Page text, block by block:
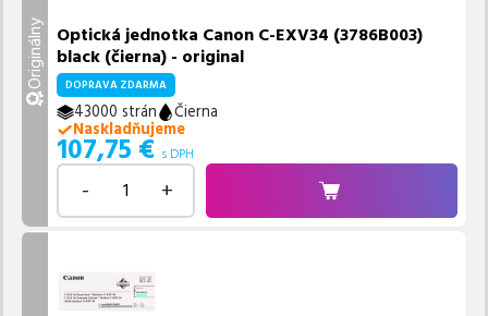
nás kedykoľvek obrátiť e-mailom alebo telefonicky. Sme tu, aby
sme vám pomohli vybrať to najlepšie riešenie.
Originálny Optická jednotka Canon C-EXV34 (3786B003)
black (čierna) - original
DOPRAVA ZDARMA
43000 strán
Čierna
Naskladňujeme
107,75 € s DPH
- +